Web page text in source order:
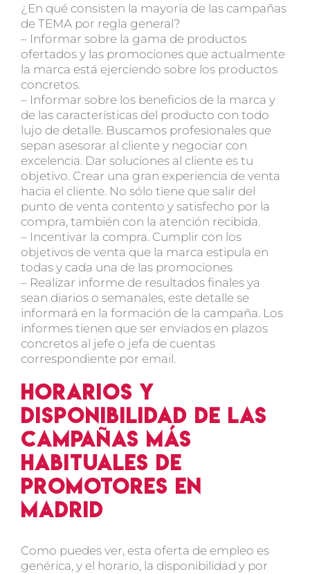
¿En qué consisten la mayoría de las campañas
de TEMA por regla general?
– Informar sobre la gama de productos
ofertados y las promociones que actualmente
la marca está ejerciendo sobre los productos
concretos.
– Informar sobre los beneficios de la marca y
de las características del producto con todo
lujo de detalle. Buscamos profesionales que
sepan asesorar al cliente y negociar con
excelencia. Dar soluciones al cliente es tu
objetivo. Crear una gran experiencia de venta
hacia el cliente. No sólo tiene que salir del
punto de venta contento y satisfecho por la
compra, también con la atención recibida.
– Incentivar la compra. Cumplir con los
objetivos de venta que la marca estipula en
todas y cada una de las promociones
– Realizar informe de resultados finales ya
sean diarios o semanales, este detalle se
informará en la formación de la campaña. Los
informes tienen que ser enviados en plazos
concretos al jefe o jefa de cuentas
correspondiente por email.
Horarios y
disponibilidad de las
campañas más
habituales de
promotores en
Madrid
Como puedes ver, esta oferta de empleo es
genérica, y el horario, la disponibilidad y por